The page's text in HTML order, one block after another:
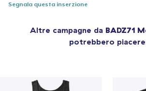
Segnala questa inserzione
Altre campagne da BADZ71
potrebbero